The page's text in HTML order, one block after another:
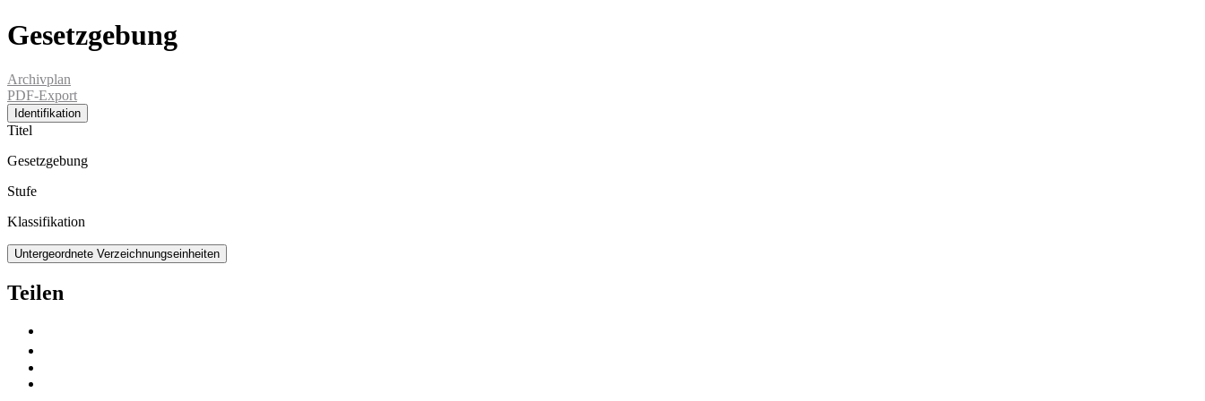
Gesetzgebung
Archivplan
PDF-Export
Identifikation
Titel
Gesetzgebung
Stufe
Klassifikation
Untergeordnete Verzeichnungseinheiten
Teilen